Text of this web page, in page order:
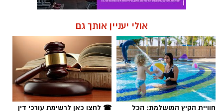
חוויית הקיץ המושלמת: הכל
במקום אחד ברשת הקאנטרי-
חודשיים + חודש מתנה (כולל
החגים!)
☎ לחצו כאן לרשימת עורכי דין
בבאר שבע - אינדקס באר שבע
נט
רכילות ולילה